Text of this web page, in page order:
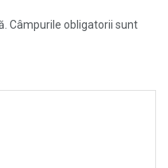
Câmpurile obligatorii sunt